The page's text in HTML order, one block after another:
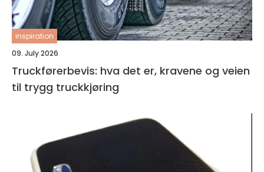
inspiration
09. July 2026
Truckførerbevis: hva det er, kravene og veien
til trygg truckkjøring